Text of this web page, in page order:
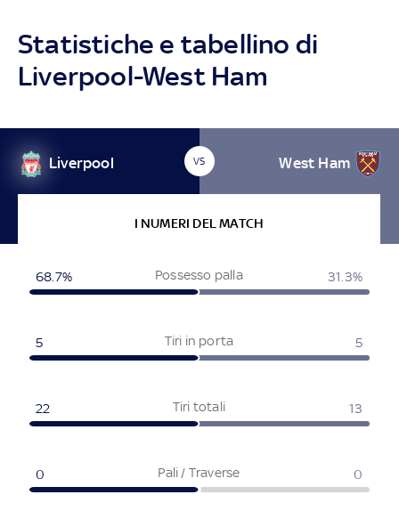
Statistiche e tabellino di
Liverpool-West Ham
Liverpool VS West Ham
I NUMERI DEL MATCH
Possesso palla
68.7% 31.3%
Tiri in porta
5 5
Tiri totali
22 13
Pali / Traverse
0 0